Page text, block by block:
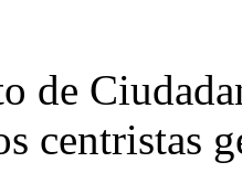
de
centristas